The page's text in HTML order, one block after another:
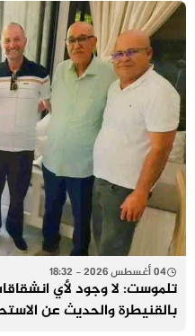
04 أغسطس 2026 - 18:32
تلموست: لا وجود لأي
بالقنيطرة والحديث عن